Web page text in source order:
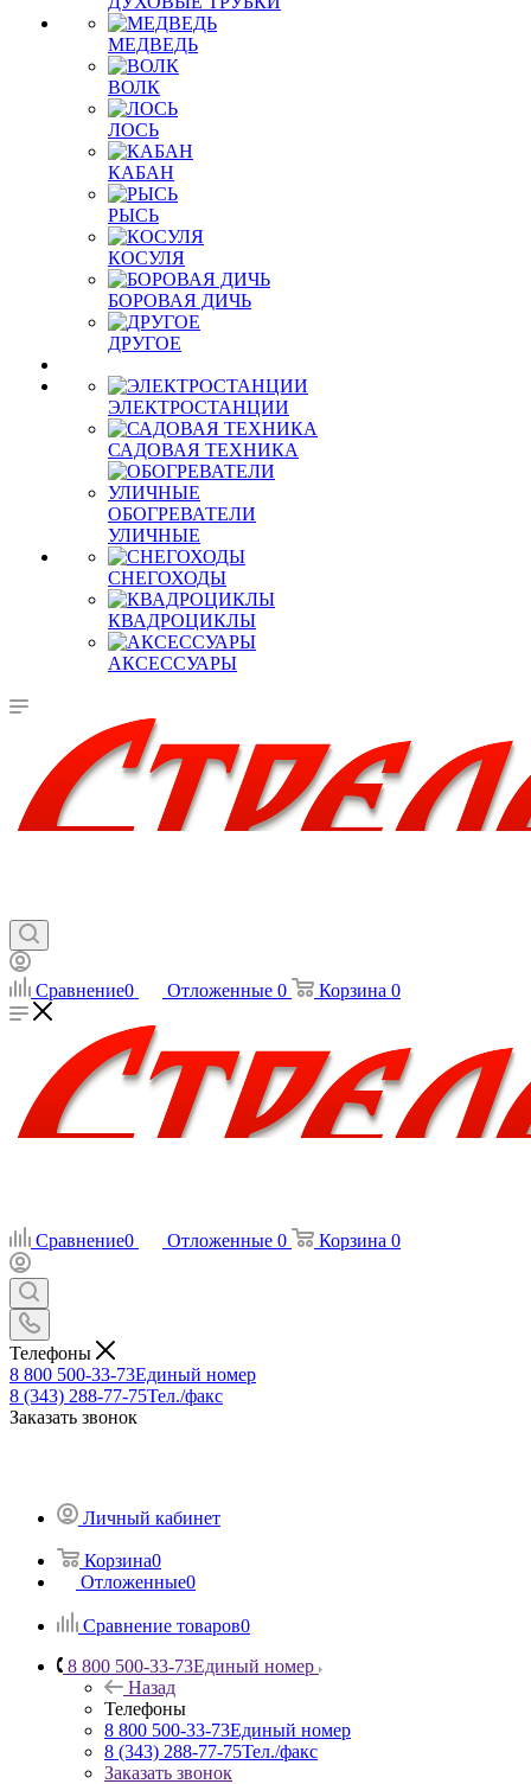
МЕДВЕДЬ
ВОЛК
ЛОСЬ
КАБАН
РЫСЬ
КОСУЛЯ
БОРОВАЯ ДИЧЬ
ДРУГОЕ
ЭЛЕКТРОСТАНЦИИ
САДОВАЯ ТЕХНИКА
ОБОГРЕВАТЕЛИ
УЛИЧНЫЕ
СНЕГОХОДЫ
КВАДРОЦИКЛЫ
АКСЕССУАРЫ
Сравнение0 Отложенные 0 Корзина 0
Сравнение0 Отложенные 0 Корзина 0
Телефоны
8 800 500-33-73Единый номер
8 (343) 288-77-75Тел./факс
Заказать звонок
Личный кабинет
Корзина0
Отложенные0
Сравнение товаров0
8 800 500-33-73Единый номер
Назад
Телефоны
8 800 500-33-73Единый номер
8 (343) 288-77-75Тел./факс
Заказать звонок